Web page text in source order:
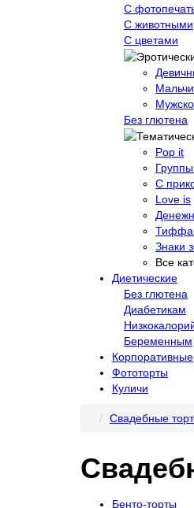
С
C животными
С цветами
Без глютена
Pop it
С
Love is
Знаки
Все
Диетические
Без глютена
Диабетикам
Беременным
Корпоративные
Фототорты
Куличи
Свадебные
Бенто-торты